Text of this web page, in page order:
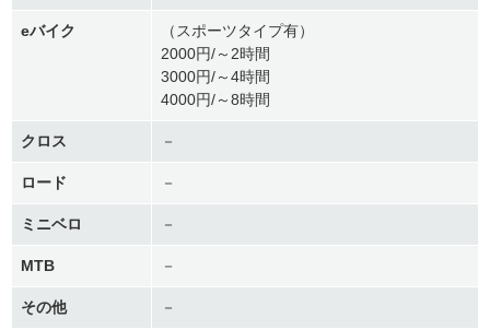
eバイク
（スポーツタイプ有）
2000円/～2時間
3000円/～4時間
4000円/～8時間
クロス －
ロード －
ミニベロ －
MTB －
その他 －